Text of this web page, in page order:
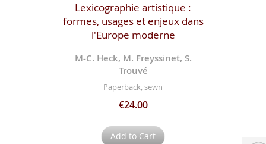
Lexicographie artistique :
formes, usages et enjeux dans
l'Europe moderne
M-C. Heck, M. Freyssinet, S.
Trouvé
Paperback, sewn
€24.00
Add to Cart